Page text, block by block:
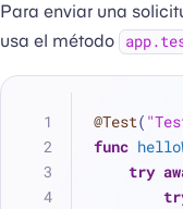
Para enviar una
usa el método
@Test(
func
try